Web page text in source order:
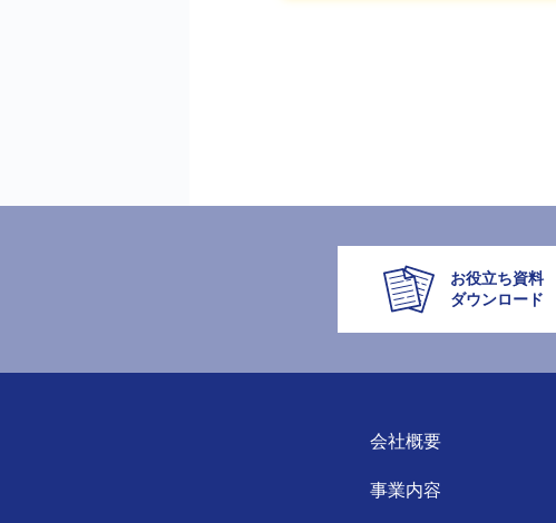
お役立ち資料
ダウンロード
会社概要
事業内容